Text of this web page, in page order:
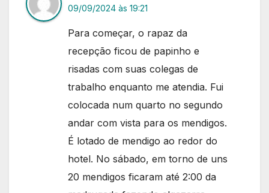
09/09/2024 às 19:21
Para começar, o rapaz da
recepção ficou de papinho e
risadas com suas colegas de
trabalho enquanto me atendia. Fui
colocada num quarto no segundo
andar com vista para os mendigos.
É lotado de mendigo ao redor do
hotel. No sábado, em torno de uns
20 mendigos ficaram até 2:00 da